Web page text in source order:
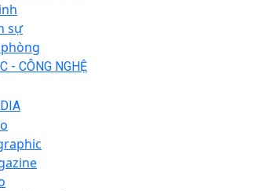
sự
- CÔNG NGHỆ